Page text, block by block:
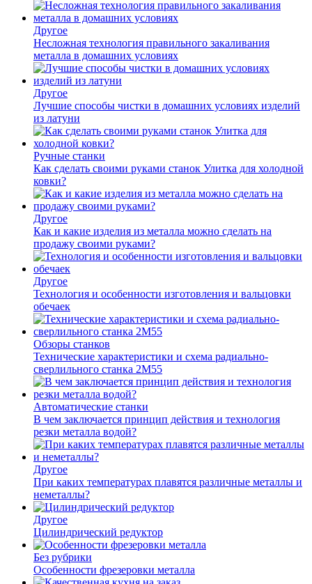
Другое
Несложная технология правильного закаливания
металла в домашних условиях
Другое
Лучшие способы чистки в домашних условиях изделий
из латуни
Ручные станки
Как сделать своими руками станок Улитка для холодной
ковки?
Другое
Как и какие изделия из металла можно сделать на
продажу своими руками?
Другое
Технология и особенности изготовления и вальцовки
обечаек
Обзоры станков
Технические характеристики и схема радиально-
сверлильного станка 2М55
Автоматические станки
В чем заключается принцип действия и технология
резки металла водой?
Другое
При каких температурах плавятся различные металлы и
неметаллы?
Другое
Цилиндрический редуктор
Без рубрики
Особенности фрезеровки металла